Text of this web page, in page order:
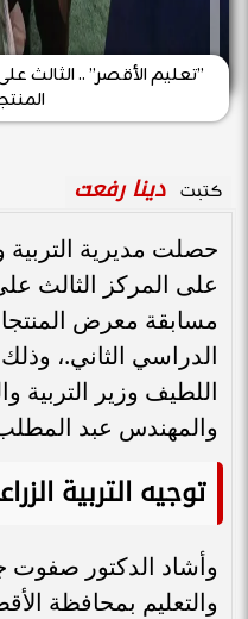
”تعليم الأقصر” ..
كتبت دينا رفعت
حصلت مديرية التربية
على المركز الثالث
مسابقة معرض
الدراسي الثاني.،
اللطيف وزير التربية
والمهندس عبد
توجيه التربية
وأشاد الدكتور صفوت
والتعليم بمحافظة